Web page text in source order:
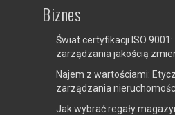
Biznes
Świat certyfikacji ISO
zarządzania jakością
Najem z wartościami:
zarządzania
Jak wybrać regały